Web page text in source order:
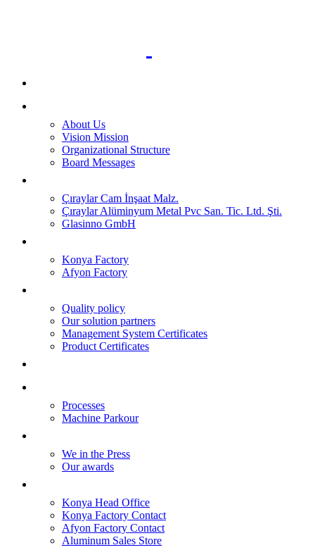
About Us
Vision Mission
Organizational Structure
Board Messages
Çıraylar Cam İnşaat Malz.
Çıraylar Alüminyum Metal Pvc San. Tic. Ltd. Şti.
Glasinno GmbH
Konya Factory
Afyon Factory
Quality policy
Our solution partners
Management System Certificates
Product Certificates
Processes
Machine Parkour
We in the Press
Our awards
Konya Head Office
Konya Factory Contact
Afyon Factory Contact
Aluminum Sales Store